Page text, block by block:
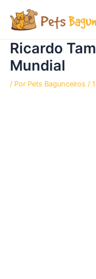
para
conteúdo
Ricardo
Mundial
/ Por Pets Bagunceiros /